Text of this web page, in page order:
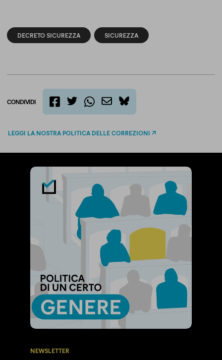
DECRETO SICUREZZA SICUREZZA
CONDIVIDI
bluesky
LEGGI LA NOSTRA POLITICA DELLE CORREZIONI
NEWSLETTER